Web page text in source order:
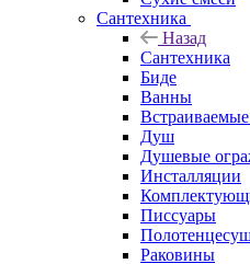
Сантехника
Назад
Сантехника
Биде
Ванны
Душ
Душевые
Инсталляции
Писсуары
Раковины